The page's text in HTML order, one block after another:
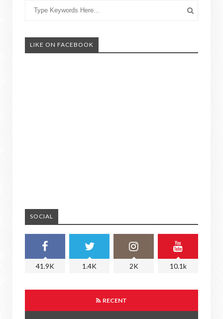
LIKE ON FACEBOOK
SOCIAL
41.9K 1.4K 2K 10.1k
RECENT